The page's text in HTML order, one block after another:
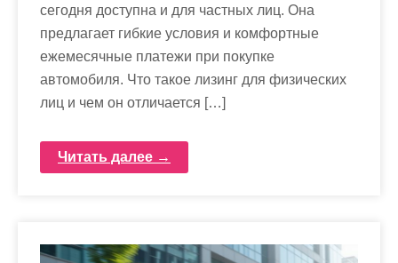
сегодня доступна и для частных лиц. Она
предлагает гибкие условия и комфортные
ежемесячные платежи при покупке
автомобиля. Что такое лизинг для физических
лиц и чем он отличается […]
Читать далее →